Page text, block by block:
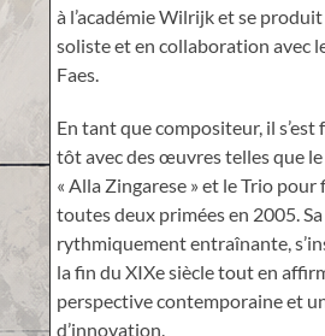
à l’académie Wilrijk et se
soliste et en collaboration avec
Faes.
En tant que compositeur, il
tôt avec des œuvres telles que
« Alla Zingarese » et le Trio
toutes deux primées en 2005.
rythmiquement entraînante,
la fin du XIXe siècle tout en
perspective contemporaine et
d’innovation.